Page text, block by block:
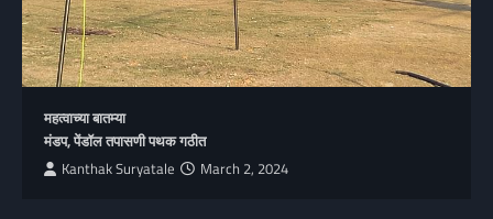
महत्वाच्या बातम्या
मंडप, पेंडॉल तपासणी पथक गठीत
Kanthak Suryatale March 2, 2024